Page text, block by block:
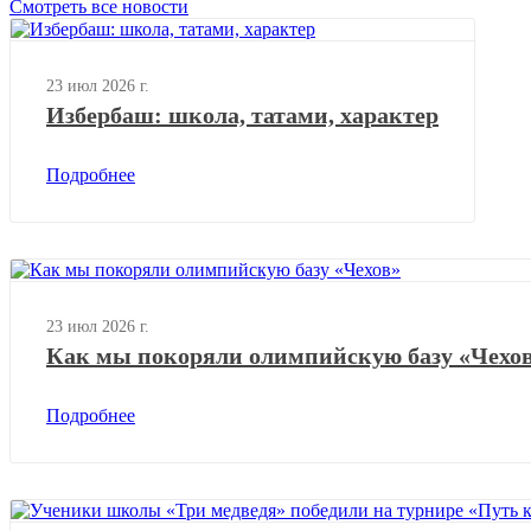
Смотреть все новости
23 июл 2026 г.
Избербаш: школа, татами, характер
Подробнее
23 июл 2026 г.
Как мы покоряли олимпийскую базу
Подробнее